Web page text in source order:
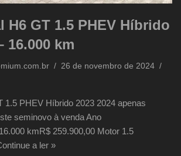
H6 GT 1.5 PHEV Híbrido
16.000 km
26 de novembro de 2024
1.5 PHEV Híbrido 2023 2024 apenas
seminovo à venda Ano
kmR$ 259.900,00 Motor 1.5
a ler »